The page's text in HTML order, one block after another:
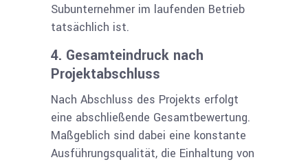
Subunternehmer im laufenden Betrieb
tatsächlich ist.
4. Gesamteindruck nach
Projektabschluss
Nach Abschluss des Projekts erfolgt
eine abschließende Gesamtbewertung.
Maßgeblich sind dabei eine konstante
Ausführungsqualität, die Einhaltung von